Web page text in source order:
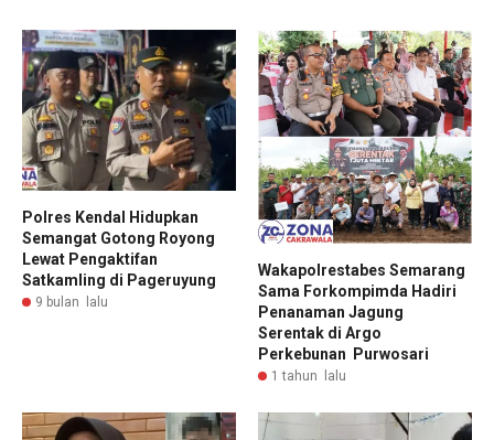
Polres Kendal Hidupkan
Semangat Gotong Royong
Lewat Pengaktifan
Satkamling di Pageruyung
9 bulan lalu
Wakapolrestabes Semarang
Sama Forkompimda Hadiri
Penanaman Jagung
Serentak di Argo
Perkebunan Purwosari
1 tahun lalu